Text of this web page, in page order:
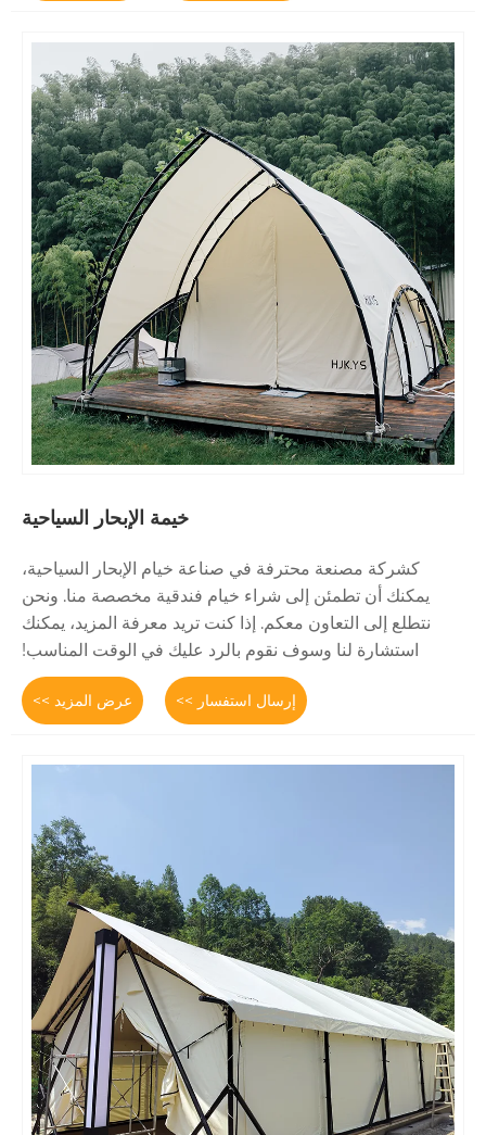
خيمة الإبحار السياحية
في صناعة خيام الإبحار السياحية،
إلى شراء خيام فندقية مخصصة منا. ونحن
معكم. إذا كنت تريد معرفة المزيد، يمكنك
وسوف نقوم بالرد عليك في الوقت المناسب!
عرض المزيد >>